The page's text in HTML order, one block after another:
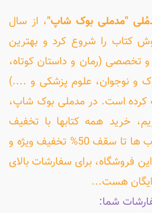
"مدملی بوک شاپ"، از سال
کتاب را شروع کرد و بهترین
و تخصصی (رمان و داستان کوتاه،
و نوجوان، علوم پزشکی و ....)
کرده است. در مدملی بوک شاپ،
خرید همه کتابها با تخفیف
انجام می شود و کلیه کتاب ها تا سقف 50% تخفیف ویژه و
فروشگاه، برای سفارشات بالای
شما: